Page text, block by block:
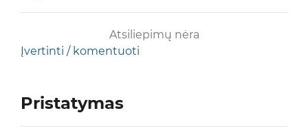
Atsiliepimų nėra
Įvertinti / komentuoti
Pristatymas